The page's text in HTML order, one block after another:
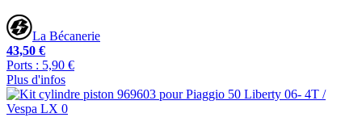
La Bécanerie
43,50 €
Ports : 5,90 €
Plus d'infos